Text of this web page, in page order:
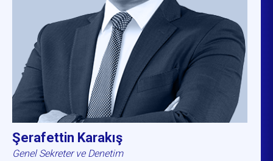
Şerafettin Karakış
Genel Sekreter ve Denetim